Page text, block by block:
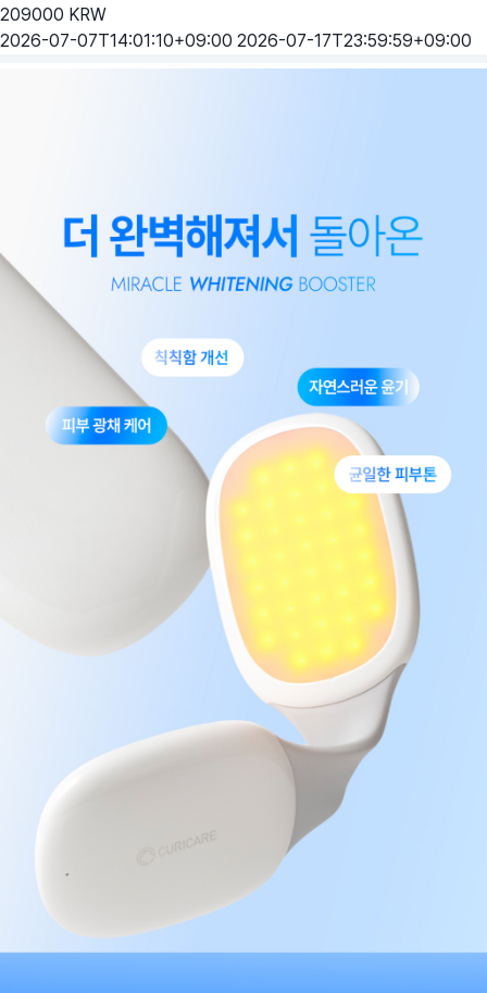
209000 KRW
2026-07-07T14:01:10+09:00 2026-07-17T23:59:59+09:00